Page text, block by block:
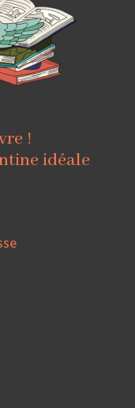
!
idéale